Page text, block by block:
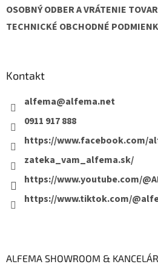
OSOBNÝ ODBER A VRÁTENIE
TECHNICKÉ OBCHODNÉ
Kontakt
alfema@alfema.net
0911 917 888
https://www.facebook.com/
zateka_vam_alfema.sk/
https://www.youtube.com/
https://www.tiktok.com/
ALFEMA SHOWROOM &